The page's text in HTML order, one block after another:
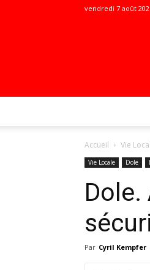
vendredi 7 août
Accueil Vie
Vie Locale Dole
Dole.
Par Cyril Kempfer